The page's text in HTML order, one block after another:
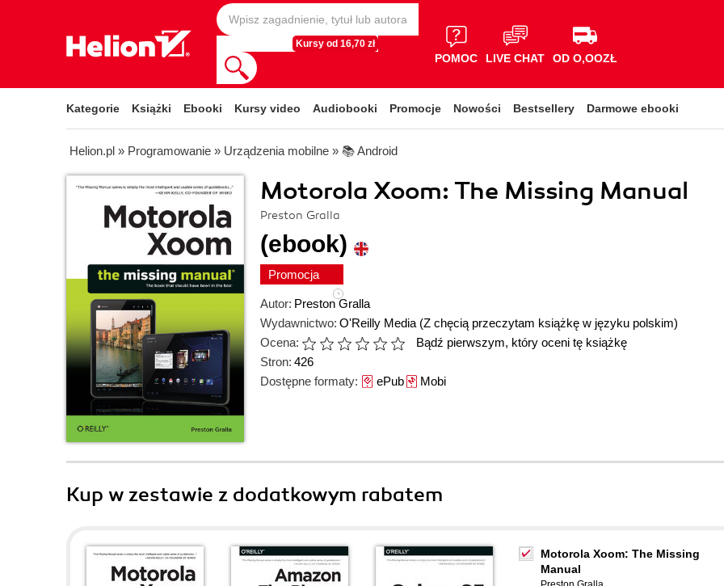
Kursy od 16,70 zł
POMOC LIVE CHAT OD O,OOZŁ
Kategorie Książki Ebooki Kursy video Audiobooki Promocje Nowości Bestsellery Darmowe ebooki
Helion.pl » Programowanie » Urządzenia mobilne » 📚 Android
Motorola Xoom: The Missing Manual
Preston Gralla
(ebook)
Promocja
Autor: Preston Gralla
Wydawnictwo: O'Reilly Media (Z chęcią przeczytam książkę w języku polskim)
Ocena:
Bądź pierwszym, który oceni tę książkę
Stron: 426
Dostępne formaty: ePubMobi
Kup w zestawie z dodatkowym rabatem
Motorola Xoom: The Missing
Manual